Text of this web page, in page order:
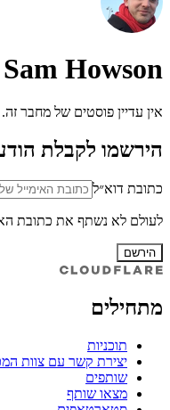
Sam Howson
אין עדיין פוסטים של מחבר זה.
הירשמו לקבלת
כתובת דוא״ל
לעולם לא נשתף את כתובת
הירשם
מתחילים
תוכניות
יצירת קשר עם צוות
שותפים
מצאו שותף